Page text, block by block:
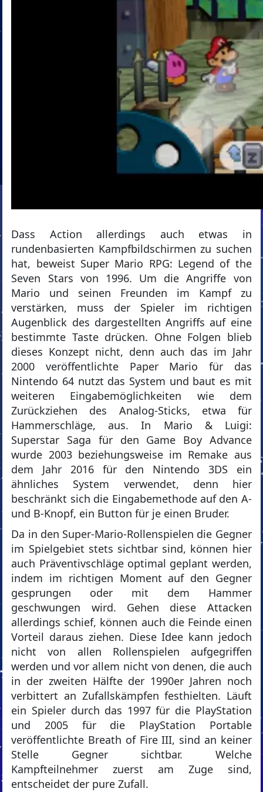
Dass Action allerdings auch etwas in
rundenbasierten Kampfbildschirmen zu suchen
hat, beweist Super Mario RPG: Legend of the
Seven Stars von 1996. Um die Angriffe von
Mario und seinen Freunden im Kampf zu
verstärken, muss der Spieler im richtigen
Augenblick des dargestellten Angriffs auf eine
bestimmte Taste drücken. Ohne Folgen blieb
dieses Konzept nicht, denn auch das im Jahr
2000 veröffentlichte Paper Mario für das
Nintendo 64 nutzt das System und baut es mit
weiteren Eingabemöglichkeiten wie dem
Zurückziehen des Analog-Sticks, etwa für
Hammerschläge, aus. In Mario & Luigi:
Superstar Saga für den Game Boy Advance
wurde 2003 beziehungsweise im Remake aus
dem Jahr 2016 für den Nintendo 3DS ein
ähnliches System verwendet, denn hier
beschränkt sich die Eingabemethode auf den A-
und B-Knopf, ein Button für je einen Bruder.
Da in den Super-Mario-Rollenspielen die Gegner
im Spielgebiet stets sichtbar sind, können hier
auch Präventivschläge optimal geplant werden,
indem im richtigen Moment auf den Gegner
gesprungen oder mit dem Hammer
geschwungen wird. Gehen diese Attacken
allerdings schief, können auch die Feinde einen
Vorteil daraus ziehen. Diese Idee kann jedoch
nicht von allen Rollenspielen aufgegriffen
werden und vor allem nicht von denen, die auch
in der zweiten Hälfte der 1990er Jahren noch
verbittert an Zufallskämpfen festhielten. Läuft
ein Spieler durch das 1997 für die PlayStation
und 2005 für die PlayStation Portable
veröffentlichte Breath of Fire III, sind an keiner
Stelle Gegner sichtbar. Welche
Kampfteilnehmer zuerst am Zuge sind,
entscheidet der pure Zufall.